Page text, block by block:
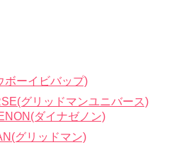
ボーイビバップ)
グリッドマンユニバース)
ダイナゼノン)
グリッドマン)